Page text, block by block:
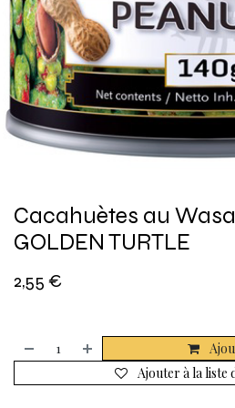
Cacahuètes au
GOLDEN TURTLE
2,55 €
Ajouter à la liste